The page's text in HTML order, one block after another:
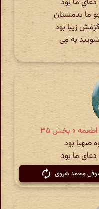
ما بدمستان
زیبا بود
به مِی
» بخش ۳۵
صهبا بود
ما بود